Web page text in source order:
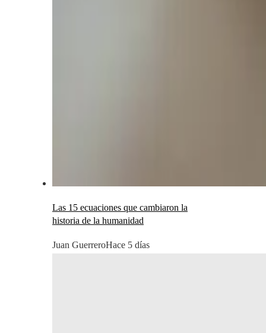
Las 15 ecuaciones que cambiaron la
historia de la humanidad
Juan GuerreroHace 5 días